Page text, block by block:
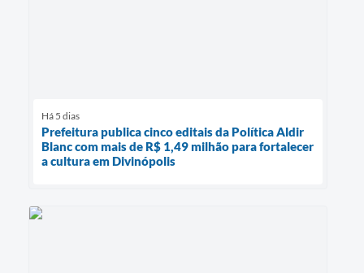
Há 5 dias
Prefeitura publica cinco editais da Política Aldir
Blanc com mais de R$ 1,49 milhão para fortalecer
a cultura em Divinópolis